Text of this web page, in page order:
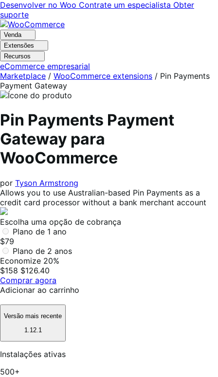
Pular
para
navegação
Pular
para
o
conteúdo
Desenvolver no Woo Contrate um especialista Obter
suporte
Venda
Extensões
Recursos
eCommerce empresarial
Marketplace / WooCommerce extensions / Pin Payments
Payment Gateway
Pin Payments Payment
Gateway para
WooCommerce
por Tyson Armstrong
Allows you to use Australian-based Pin Payments as a
credit card processor without a bank merchant account
Escolha uma opção de cobrança
Plano de 1 ano
$79
Plano de 2 anos
Economize 20%
$158 $126.40
Comprar agora
Adicionar ao carrinho
Versão mais recente
1.12.1
Instalações ativas
500+